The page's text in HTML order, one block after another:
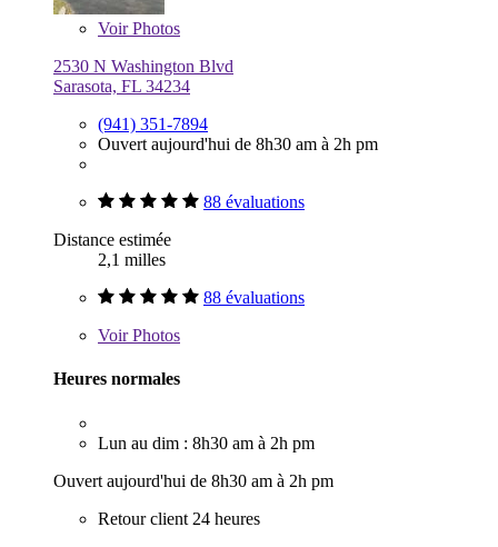
VoirPhotos
2530 N Washington Blvd
Sarasota, FL 34234
(941) 351-7894
Ouvert aujourd'hui de 8h30 am à 2h pm
88 évaluations
Distance estimée
2,1 milles
88 évaluations
VoirPhotos
Heures normales
Lun au dim : 8h30 am à 2h pm
Ouvert aujourd'hui de 8h30 am à 2h pm
Retour client 24 heures